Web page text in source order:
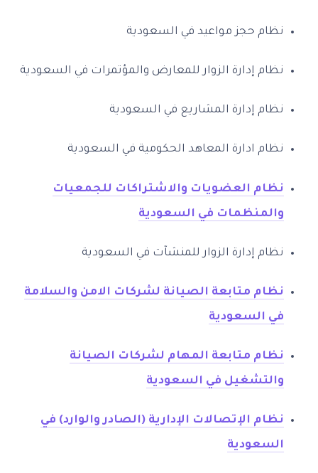
نظام حجز مواعيد في السعودية
نظام إدارة الزوار للمعارض والمؤتمرات في السعودية
نظام إدارة المشاريع في السعودية
نظام ادارة المعاهد الحكومية في السعودية
نظام العضويات والاشتراكات للجمعيات
والمنظمات في السعودية
نظام إدارة الزوار للمنشآت في السعودية
نظام متابعة الصيانة لشركات الامن والسلامة
في السعودية
نظام متابعة المهام لشركات الصيانة
والتشغيل في السعودية
نظام الإتصالات الإدارية (الصادر والوارد) في
السعودية